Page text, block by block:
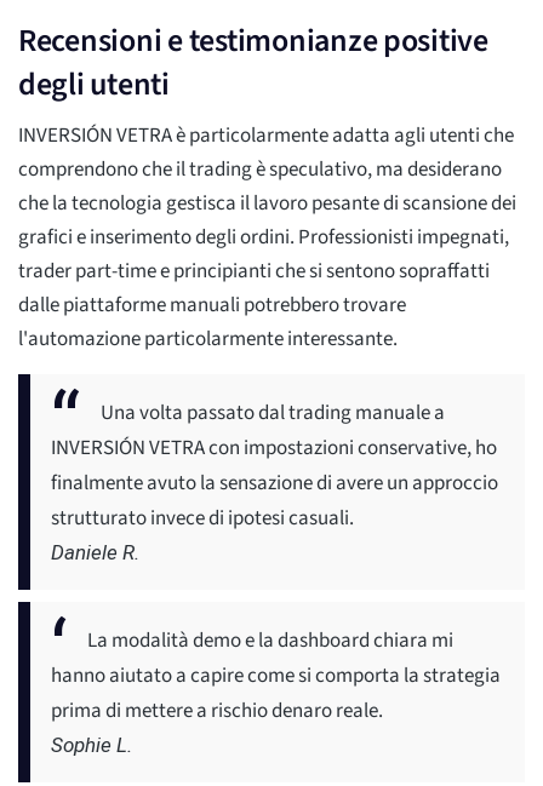
Recensioni e testimonianze positive
degli utenti
INVERSIÓN VETRA è particolarmente adatta agli utenti che
comprendono che il trading è speculativo, ma desiderano
che la tecnologia gestisca il lavoro pesante di scansione dei
grafici e inserimento degli ordini. Professionisti impegnati,
trader part-time e principianti che si sentono sopraffatti
dalle piattaforme manuali potrebbero trovare
l'automazione particolarmente interessante.
Una volta passato dal trading manuale a
INVERSIÓN VETRA con impostazioni conservative, ho
finalmente avuto la sensazione di avere un approccio
strutturato invece di ipotesi casuali.
Daniele R.
La modalità demo e la dashboard chiara mi
hanno aiutato a capire come si comporta la strategia
prima di mettere a rischio denaro reale.
Sophie L.